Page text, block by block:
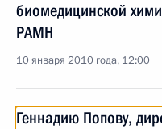
биомедицинской
РАМН
10 января 2010 года, 12:00
Геннадию Попову,